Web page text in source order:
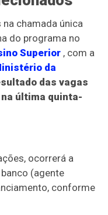
chamada única
do programa no
Superior , com a
da
das vagas
última quinta-
ocorrerá a
(agente
conforme